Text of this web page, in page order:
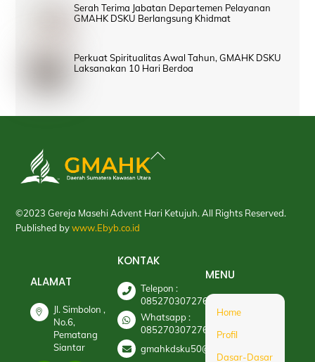
Serah Terima Jabatan Departemen Pelayanan
GMAHK DSKU Berlangsung Khidmat
Perkuat Spiritualitas Awal Tahun, GMAHK DSKU
Laksanakan 10 Hari Berdoa
Back
©2023 Gereja Masehi Advent Hari Ketujuh. All Rights Reserved.
Published bywww.Ebyb.co.id
ALAMAT
Jl. Simbolon ,
No.6,
Pematang
Siantar
KONTAK
Telepon :
085270307276
Whatsapp :
085270307276
gmahkdsku50@gmail.com
MENU
Home
Profil
Dasar-Dasar